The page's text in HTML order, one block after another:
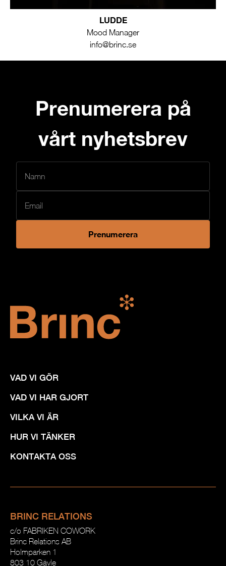
LUDDE
Mood Manager
info@brinc.se
Prenumerera på
vårt nyhetsbrev
Prenumerera
VAD VI GÖR
VAD VI HAR GJORT
VILKA VI ÄR
HUR VI TÄNKER
KONTAKTA OSS
BRINC RELATIONS
c/o FABRIKEN COWORK
Brinc Relations AB
Holmparken 1
803 10 Gävle